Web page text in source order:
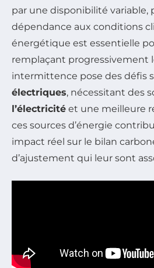
par une disponibilité variable,
dépendance aux conditions
énergétique est essentielle
remplaçant progressivement
intermittence pose des défis
électriques, nécessitant des
l’électricité et une meilleure
ces sources d’énergie
impact réel sur le bilan
d’ajustement qui leur sont